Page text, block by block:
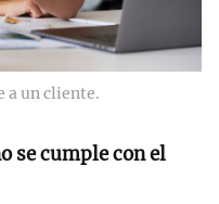
a un cliente.
se cumple con el